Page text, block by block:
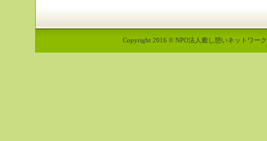
Copyright 2016 © NPO法人癒し憩いネットワー